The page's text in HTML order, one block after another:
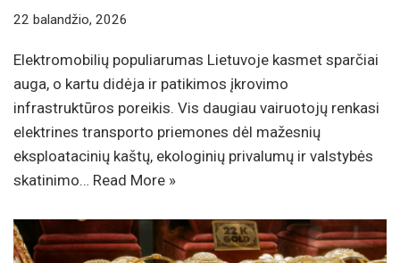
22 balandžio, 2026
Elektromobilių populiarumas Lietuvoje kasmet sparčiai
auga, o kartu didėja ir patikimos įkrovimo
infrastruktūros poreikis. Vis daugiau vairuotojų renkasi
elektrines transporto priemones dėl mažesnių
eksploatacinių kaštų, ekologinių privalumų ir valstybės
skatinimo… Read More »